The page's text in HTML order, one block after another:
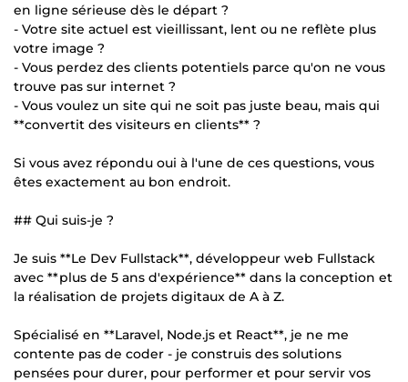
en ligne sérieuse dès le départ ?
- Votre site actuel est vieillissant, lent ou ne reflète plus
votre image ?
- Vous perdez des clients potentiels parce qu'on ne vous
trouve pas sur internet ?
- Vous voulez un site qui ne soit pas juste beau, mais qui
**convertit des visiteurs en clients** ?
Si vous avez répondu oui à l'une de ces questions, vous
êtes exactement au bon endroit.
## Qui suis-je ?
Je suis **Le Dev Fullstack**, développeur web Fullstack
avec **plus de 5 ans d'expérience** dans la conception et
la réalisation de projets digitaux de A à Z.
Spécialisé en **Laravel, Node.js et React**, je ne me
contente pas de coder - je construis des solutions
pensées pour durer, pour performer et pour servir vos